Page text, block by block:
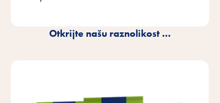
Otkrijte našu raznolikost ...